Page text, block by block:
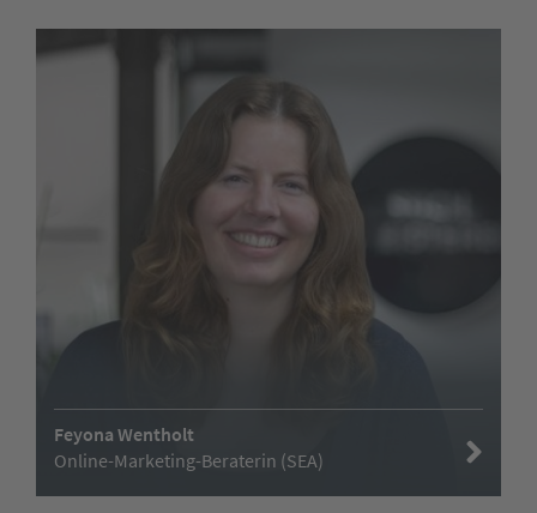
Feyona Wentholt
Online-Marketing-Beraterin (SEA)